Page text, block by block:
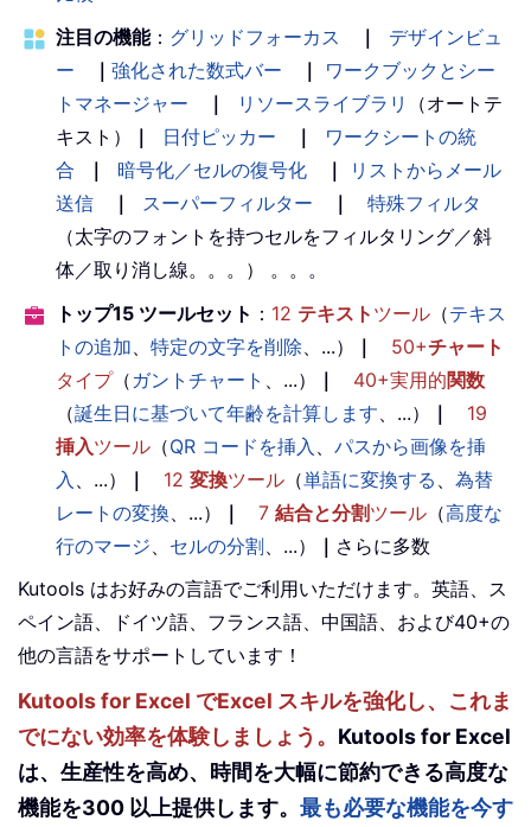
注目の機能： グリッドフォーカス ｜
デザインビュ
ー
｜ 強化された数式バー ｜
ワークブックとシー
トマネージャー
｜ リソースライブラリ
（オートテ
キスト）
｜ 日付ピッカー ｜
ワークシートの統
合
｜ 暗号化／セルの復号化 ｜
リストからメール
送信
｜ スーパーフィルター ｜
特殊フィルタ
（太字のフォントを持つセルをフィルタリング／斜
体／取り消し線。。。） 。。。
トップ15 ツールセット ： 12 テキスト ツール （テキス
トの追加
特定の文字を削除 、...） ｜ 50+チャート
タイプ（ ガントチャート 、...） ｜ 40+実用的関数
（誕生日に基づいて年齢を計算します 、...） ｜
19
挿入ツール （QR コードを挿入
パスから画像を挿
入
、...） ｜ 12 変換ツール （単語に変換する
為替
レートの変換 、...） ｜ 7 結合と分割ツール （高度な
行のマージ
セルの分割 、...） ｜ さらに多数
Kutools はお好みの言語でご利用いただけます。英語、ス
ペイン語、ドイツ語、フランス語、中国語、および40+の
他の言語をサポートしています！
Kutools for Excel でExcel スキルを強化し、これま
でにない効率を体験しましょう。 Kutools for Excel
は、生産性を高め、時間を大幅に節約できる高度な
機能を300 以上提供します。 最も必要な機能を今す